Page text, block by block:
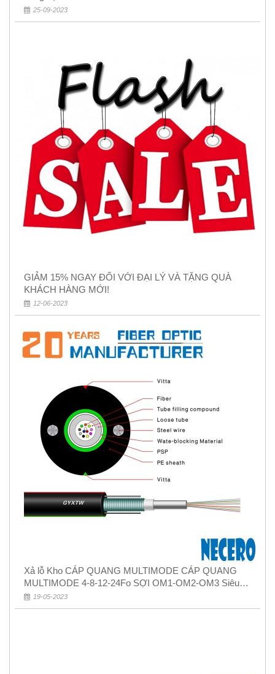
25-09-2023
GIẢM 15% NGAY ĐỐI VỚI ĐẠI LÝ VÀ TẶNG QUÀ
KHÁCH HÀNG MỚI!
12-06-2023
Xả lỗ Kho CÁP QUANG MULTIMODE CÁP QUANG
MULTIMODE 4-8-12-24Fo SỢI OM1-OM2-OM3 Siêu
Rẻ 5k
19-05-2023